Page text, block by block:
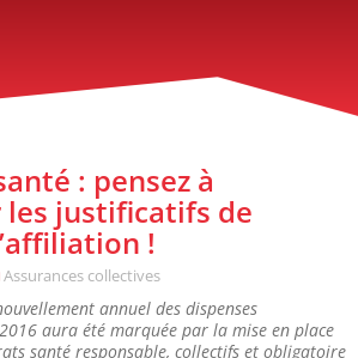
: pensez à
les justificatifs de
!
Assurances collectives
annuel des dispenses
aura été marquée par la mise en place
santé responsable, collectifs et obligatoire